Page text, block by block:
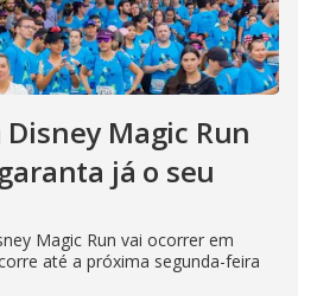
Magic Run
já o seu
Magic Run vai ocorrer em
até a próxima segunda-feira